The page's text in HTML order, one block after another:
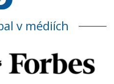
v médiích